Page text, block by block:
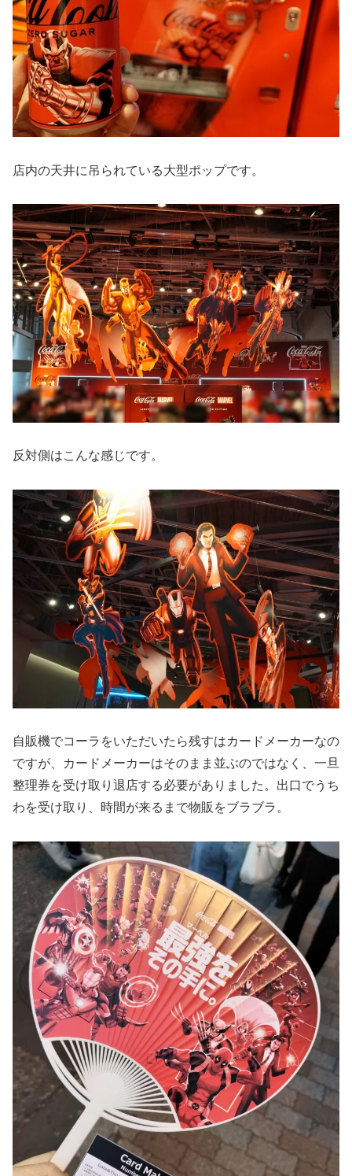
店内の天井に吊られている大型ポップです。
反対側はこんな感じです。
自販機でコーラをいただいたら残すはカードメーカーなの
ですが、カードメーカーはそのまま並ぶのではなく、一旦
整理券を受け取り退店する必要がありました。出口でうち
わを受け取り、時間が来るまで物販をブラブラ。